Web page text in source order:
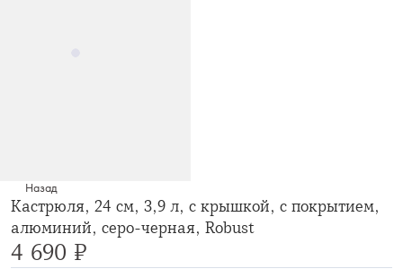
Назад
Кастрюля, 24 см, 3,9 л, с крышкой, с покрытием,
алюминий, серо-черная, Robust
4 690 ₽